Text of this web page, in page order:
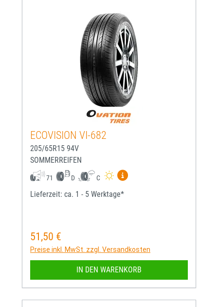
ECOVISION VI-682
205/65R15 94V
SOMMERREIFEN
71 D C
Mehr Informationen zum
Lieferzeit: ca. 1 - 5 Werktage*
Regulärer Preis:
51,50 €
Preise inkl. MwSt. zzgl. Versandkosten
IN DEN WARENKORB